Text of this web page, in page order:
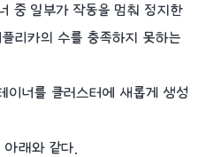
중 일부가 작동을 멈춰 정지한
리카의 수를 충족하지 못하는
이너를 클러스터에 새롭게 생성
래와 같다.